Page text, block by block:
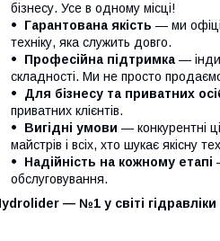
бізнесу. Усе в одному місці!
Гарантована якість — ми
техніку, яка служить довго.
Професійна підтримка —
складності. Ми не просто
Для бізнесу та приватних
приватних клієнтів.
Вигідні умови — конкурентні
майстрів і всіх, хто шукає якісну
Надійність на кожному етапі
обслуговування.
— №1 у світі гідравліки